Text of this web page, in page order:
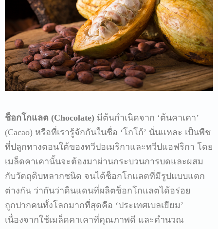
ช็อกโกแลต (Chocolate) มีต้นกำเนิดจาก ‘ต้นคาเคา’
(Cacao) หรือที่เรารู้จักกันในชื่อ ‘โกโก้’ นั่นแหละ เป็นพืช
ที่ปลูกทางตอนใต้ของทวีปอเมริกาและทวีปแอฟริกา โดย
เมล็ดคาเคานั้นจะต้องมาผ่านกระบวนการบดและผสม
กับวัตถุดิบหลากชนิด จนได้ช็อกโกแลตที่มีรูปแบบแตก
ต่างกัน ว่ากันว่าดินแดนที่ผลิตช็อกโกแลตได้อร่อย
ถูกปากคนทั้งโลกมากที่สุดคือ ‘ประเทศเบลเยียม’
เนื่องจากใช้เมล็ดคาเคาที่คุณภาพดี และคำนวณ